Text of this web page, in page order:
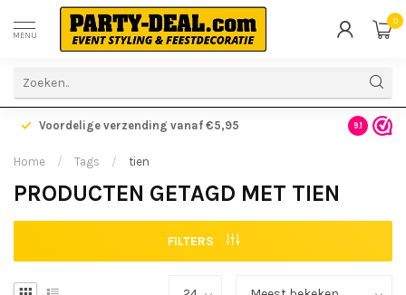
MENU
0
Voordelige verzending vanaf €5,95 Gratis
9.1
Home / Tags / tien
PRODUCTEN GETAGD MET TIEN
FILTERS